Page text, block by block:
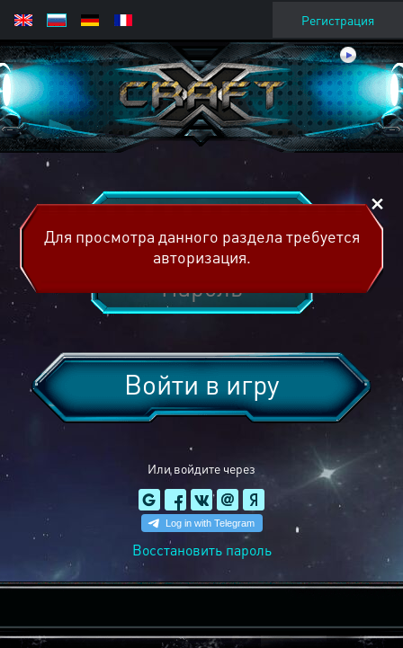
Регистрация
Или войдите через
Войти в игру
Восстановить пароль
Для просмотра данного раздела требуется
авторизация.